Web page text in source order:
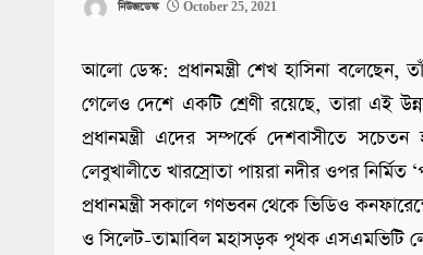
নিউজডেস্ক October 25, 2021
আলো ডেস্ক: প্রধানমন্ত্রী শেখ হাসিনা বলেছেন,
গেলেও দেশে একটি শ্রেণী রয়েছে, তারা এই
প্রধানমন্ত্রী এদের সম্পর্কে দেশবাসীতে
লেবুখালীতে খারস্রোতা পায়রা নদীর ওপর
প্রধানমন্ত্রী সকালে গণভবন থেকে ভিডিও
ও সিলেট-তামাবিল মহাসড়ক পৃথক এসএমভিটি